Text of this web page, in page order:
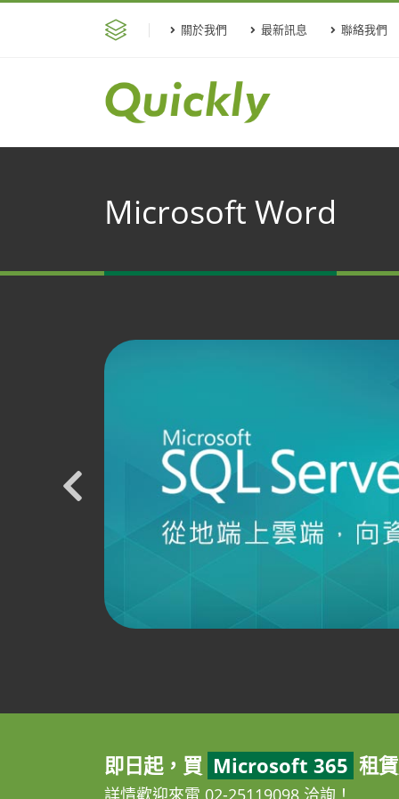
關於我們 最新訊息 聯絡我們
Microsoft Word
即日起，買 Microsoft 365 租
詳情歡迎來電 02-25119098 洽詢！